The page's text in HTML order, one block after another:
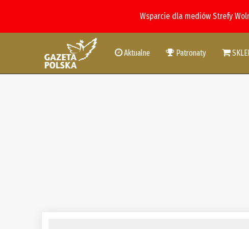
Wsparcie dla mediów Strefy
Aktualne Patronaty